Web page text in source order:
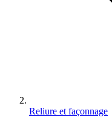
Reliure et façonnage